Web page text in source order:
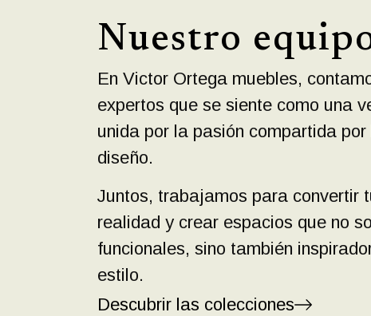
Nuestro
En Victor Ortega muebles,
expertos que se siente como una
unida por la pasión compartida por
diseño.
Juntos, trabajamos para convertir
realidad y crear espacios que no
funcionales, sino también
estilo.
Descubrir las colecciones